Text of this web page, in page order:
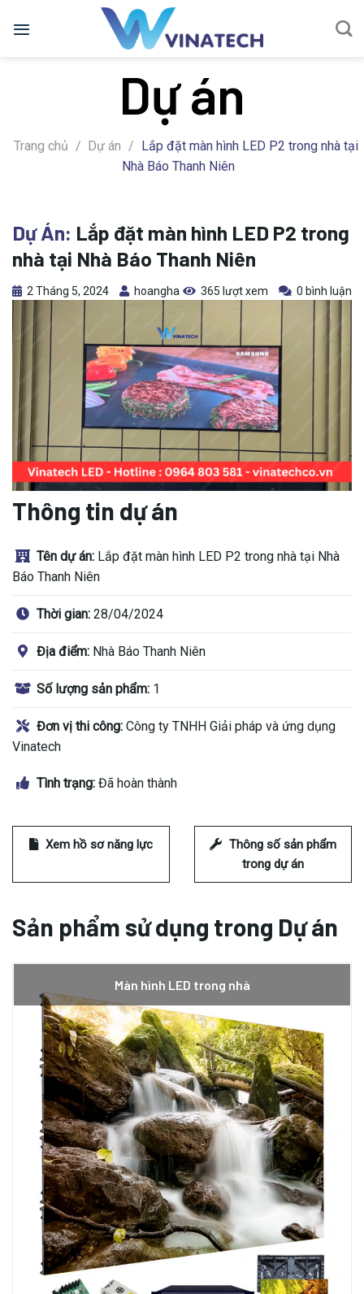
qua
Dự án
Trang chủ / Dự án / Lắp đặt màn hình LED P2 trong nhà tại
Nhà Báo Thanh Niên
Dự Án: Lắp đặt màn hình LED P2 trong
nhà tại Nhà Báo Thanh Niên
2 Tháng 5, 2024 hoangha 365 lượt xem 0 bình luận
Thông tin dự án
Tên dự án: Lắp đặt màn hình LED P2 trong nhà tại Nhà
Báo Thanh Niên
Thời gian: 28/04/2024
Địa điểm: Nhà Báo Thanh Niên
Số lượng sản phẩm: 1
Đơn vị thi công: Công ty TNHH Giải pháp và ứng dụng
Vinatech
Tình trạng: Đã hoàn thành
Xem hồ sơ năng lực
Thông số sản phẩm
trong dự án
Sản phẩm sử dụng trong Dự án
Màn hình LED trong nhà